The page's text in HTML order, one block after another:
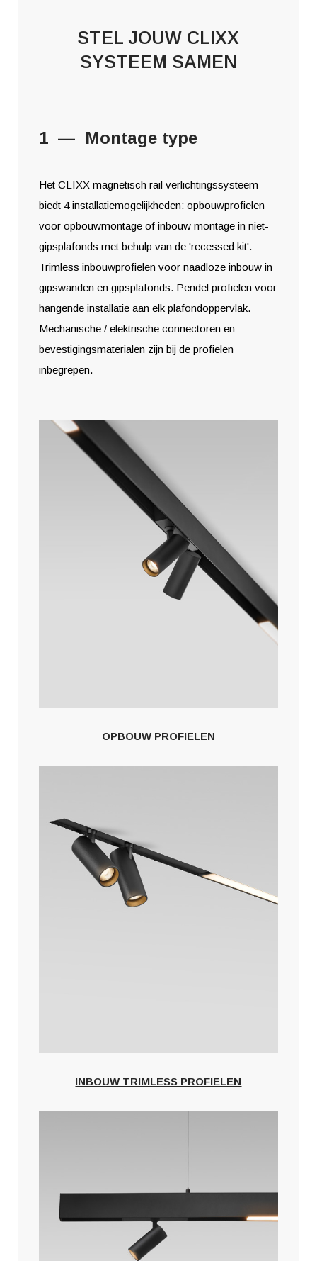
STEL JOUW CLIXX
SYSTEEM SAMEN
1 — Montage type
Het CLIXX magnetisch rail verlichtingssysteem
biedt 4 installatiemogelijkheden: opbouwprofielen
voor opbouwmontage of inbouw montage in niet-
gipsplafonds met behulp van de 'recessed kit'.
Trimless inbouwprofielen voor naadloze inbouw in
gipswanden en gipsplafonds. Pendel profielen voor
hangende installatie aan elk plafondoppervlak.
Mechanische / elektrische connectoren en
bevestigingsmaterialen zijn bij de profielen
inbegrepen.
OPBOUW PROFIELEN
INBOUW TRIMLESS PROFIELEN